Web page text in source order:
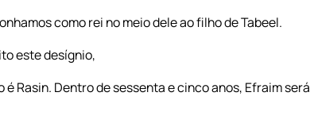
como rei no meio dele ao filho de Tabeel.
este desígnio,
Rasin. Dentro de sessenta e cinco anos, Efraim será